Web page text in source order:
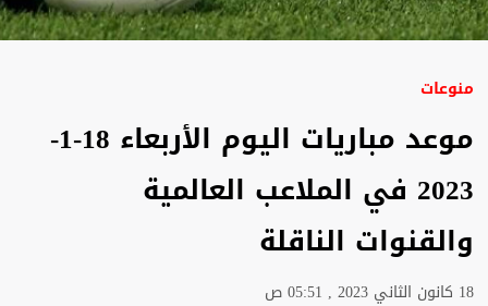
منوعات
موعد مباريات اليوم الأربعاء 18-1-
2023 في الملاعب العالمية
والقنوات الناقلة
18 كانون الثاني 2023 , 05:51 ص